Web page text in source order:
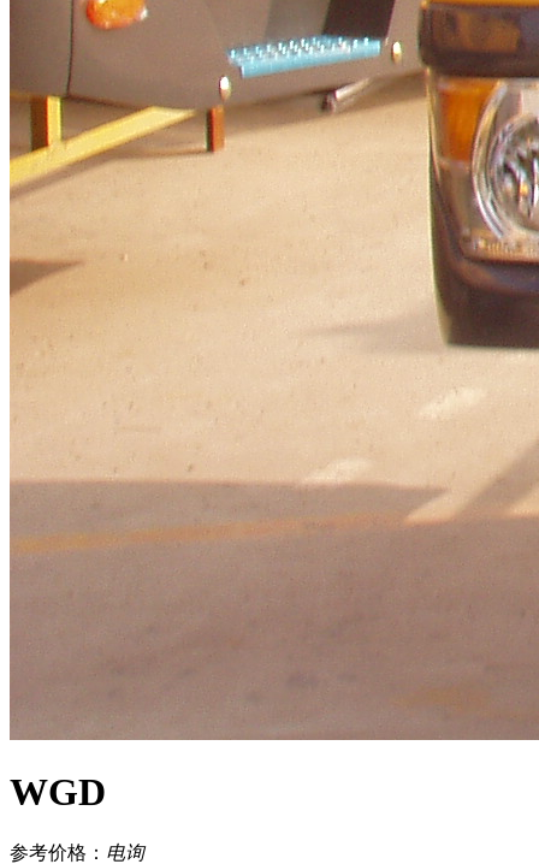
WGD
参考价格： 电询